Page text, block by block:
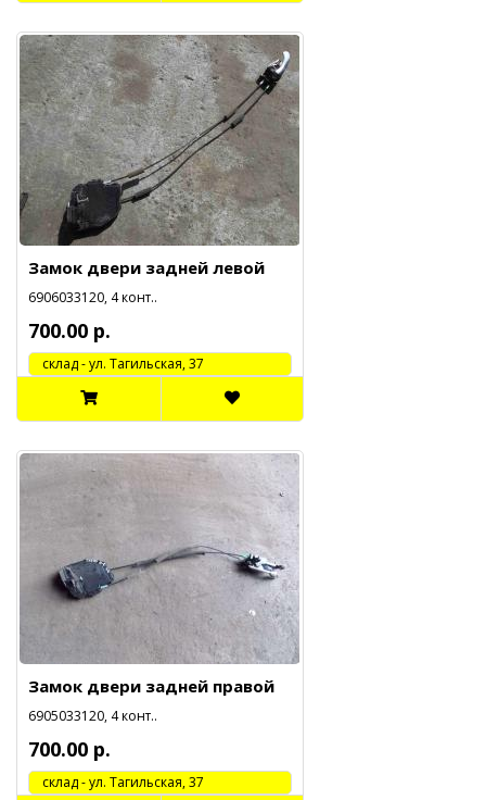
Замок двери задней левой
6906033120, 4 конт..
700.00 р.
cклад - ул. Тагильская, 37
Замок двери задней правой
6905033120, 4 конт..
700.00 р.
cклад - ул. Тагильская, 37